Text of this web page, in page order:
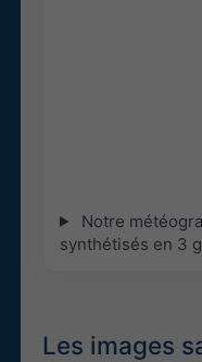
Notre
synthétisés en 3
Les images